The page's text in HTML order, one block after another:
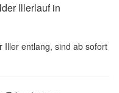
Illerlauf in
Iller entlang, sind ab sofort